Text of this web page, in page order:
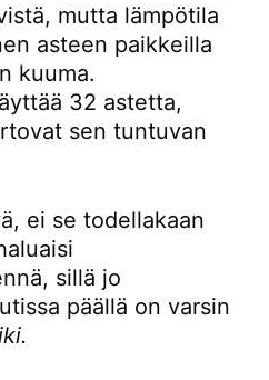
mutta lämpötila
asteen paikkeilla
kuuma.
32 astetta,
sen tuntuvan
ei se todellakaan
sillä jo
päällä on varsin